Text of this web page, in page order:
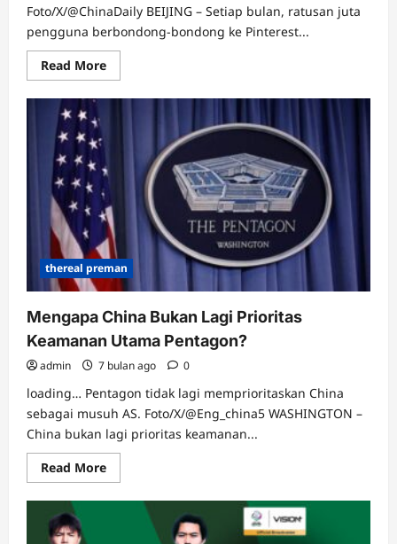
Foto/X/@ChinaDaily BEIJING – Setiap bulan, ratusan juta
pengguna berbondong-bondong ke Pinterest...
Read MoreRead
more
5
Memenangkan
Perlombaan
AI,
dari
Murah
hingga
Sumber
Terbuka
thereal preman
Mengapa China Bukan Lagi Prioritas
Keamanan Utama Pentagon?
admin 7 bulan ago 0
loading… Pentagon tidak lagi memprioritaskan China
sebagai musuh AS. Foto/X/@Eng_china5 WASHINGTON –
China bukan lagi prioritas keamanan...
Read MoreRead
more
Mengapa